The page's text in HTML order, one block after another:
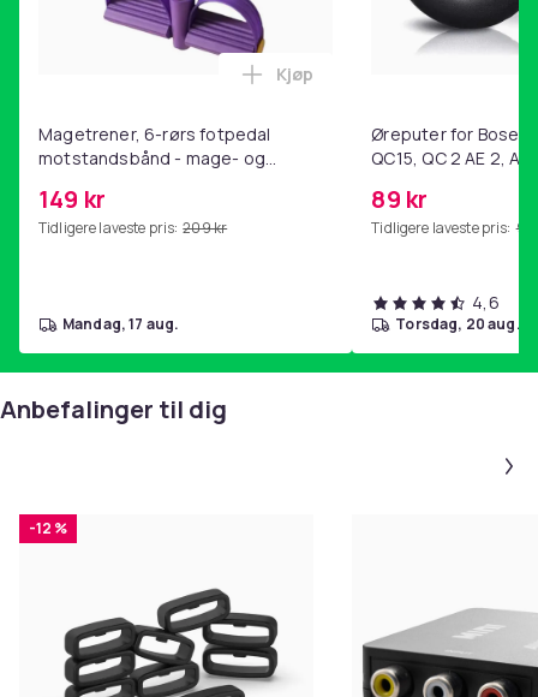
Magetrener, 6-rørs fotpedal
motstandsbånd - mage- og
hjemmegymnastikk Purple
149 kr
Tidligere laveste pris: 209 kr
Legg Magetrener, 6-rørs
Kjøp
mandag, 17 aug.
Øreputer for Bose
QC15, QC 2 AE 2, AE
89 kr
Tidligere laveste pris: 99
4,6
torsdag, 20 aug.
Anbefalinger til dig
-12 %